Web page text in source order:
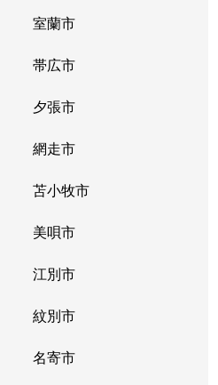
室蘭市
帯広市
夕張市
網走市
苫小牧市
美唄市
江別市
紋別市
名寄市